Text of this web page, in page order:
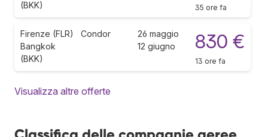
(BKK)
35 ore fa
Firenze (FLR)
Bangkok
(BKK)
Condor
26 maggio
12 giugno
830 €
13 ore fa
Visualizza altre offerte